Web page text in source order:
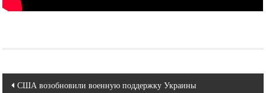
Навигация
США возобновили военную поддержку Украины